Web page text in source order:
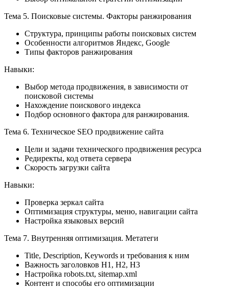
Тема 5. Поисковые системы. Факторы ранжирования
Структура, принципы работы поисковых систем
Особенности алгоритмов Яндекс, Google
Типы факторов ранжирования
Навыки:
Выбор метода продвижения, в зависимости от
поисковой системы
Нахождение поискового индекса
Подбор основного фактора для ранжирования.
Тема 6. Техническое SEO продвижение сайта
Цели и задачи технического продвижения ресурса
Редиректы, код ответа сервера
Скорость загрузки сайта
Навыки:
Проверка зеркал сайта
Оптимизация структуры, меню, навигации сайта
Настройка языковых версий
Тема 7. Внутренняя оптимизация. Метатеги
Title, Description, Keywords и требования к ним
Важность заголовков H1, H2, H3
Настройка robots.txt, sitemap.xml
Контент и способы его оптимизации